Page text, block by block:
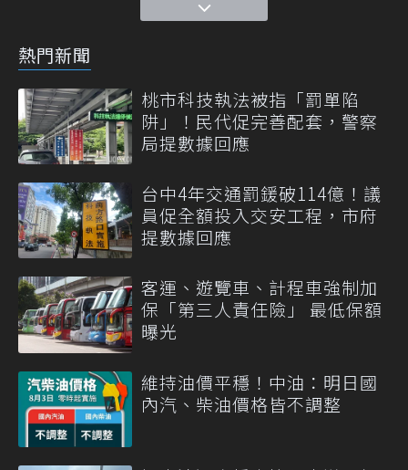
熱門新聞
桃市科技執法被指「罰單陷
阱」！民代促完善配套，警察
局提數據回應
台中4年交通罰鍰破114億！議
員促全額投入交安工程，市府
提數據回應
客運、遊覽車、計程車強制加
保「第三人責任險」 最低保額
曝光
維持油價平穩！中油：明日國
內汽、柴油價格皆不調整